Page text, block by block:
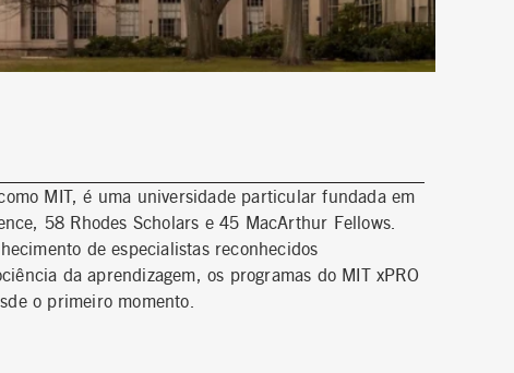
MIT, é uma universidade particular fundada em
58 Rhodes Scholars e 45 MacArthur Fellows.
de especialistas reconhecidos
da aprendizagem, os programas do MIT xPRO
o primeiro momento.